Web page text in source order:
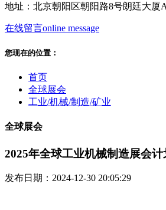
地址：北京朝阳区朝阳路8号朗廷大厦
在线留言online message
您现在的位置：
首页
全球展会
工业/机械/制造/矿业
全球展会
2025年全球工业机械制造展会计
发布日期：2024-12-30 20:05:29